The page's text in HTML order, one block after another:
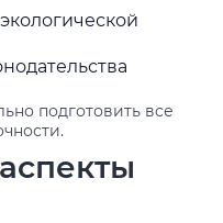
подготовить все